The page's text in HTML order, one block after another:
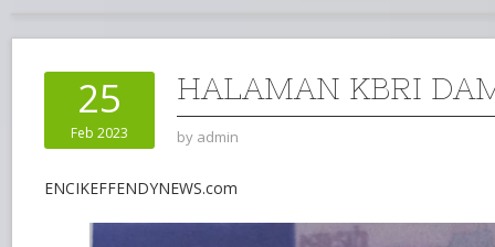
25
Feb 2023
HALAMAN KBRI
by admin
ENCIKEFFENDYNEWS.com